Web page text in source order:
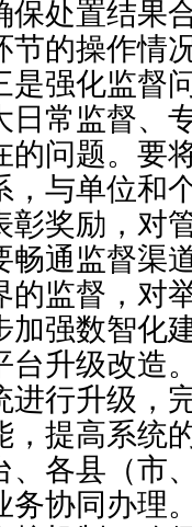
保处置结果
节的操作情
是强化监督
日常监督、
的问题。要
，与单位和
彰奖励，对
畅通监督渠
的监督，对
加强数智化
台升级改造
进行升级，
，提高系统
、各县（市
务协同办理